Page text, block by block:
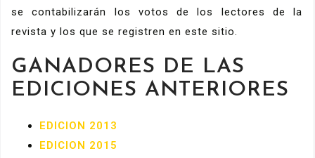
se contabilizarán los votos de los lectores de la
revista y los que se registren en este sitio.
GANADORES DE LAS
EDICIONES ANTERIORES
EDICION 2013
EDICION 2015